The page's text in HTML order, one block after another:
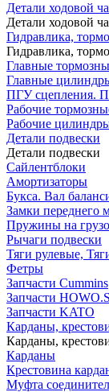
Детали ходовой
Детали ходовой
Гидравлика,
Гидравлика,
Главные
Главные
ПГУ сцепления.
Рабочие
Рабочие
Детали подвески
Детали подвески
Cайлентблоки
Амортизаторы
Букса. Вал
Замки переднего
Пружины на
Рычаги подвески
Тяги рулевые,
Фетры
Запчасти Cummins
Запчасти
Запчасти KATO
Карданы,
Карданы,
Карданы
Крестовина
Муфта